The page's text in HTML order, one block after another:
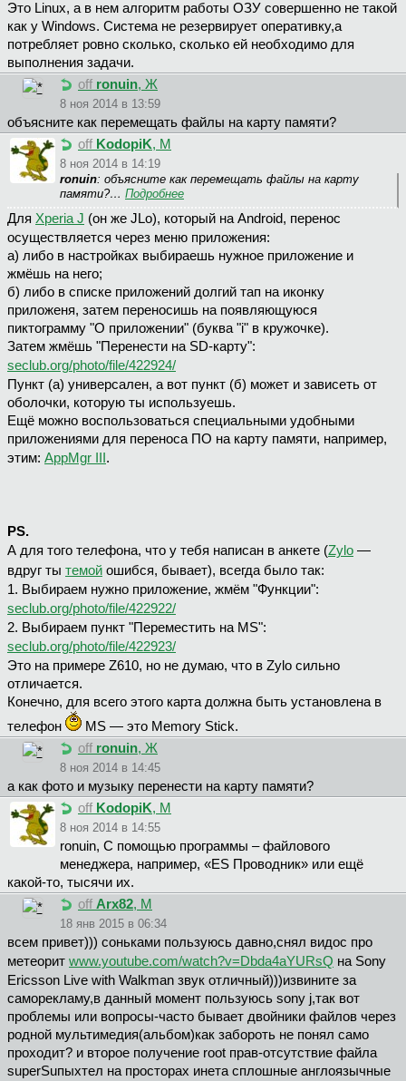
Это Linux, а в нем алгоритм работы ОЗУ совершенно не такой
как у Windows. Система не резервирует оперативку,а
потребляет ровно сколько, сколько ей необходимо для
выполнения задачи.
off ronuin, Ж
8 ноя 2014 в 13:59
объясните как перемещать файлы на карту памяти?
off KodopiK, М
8 ноя 2014 в 14:19
ronuin: объясните как перемещать файлы на карту
памяти?… Подробнее
Для Xperia J (он же JLo), который на Android, перенос
осуществляется через меню приложения:
а) либо в настройках выбираешь нужное приложение и
жмёшь на него;
б) либо в списке приложений долгий тап на иконку
приложеня, затем переносишь на появляющуюся
пиктограмму "О приложении" (буква "i" в кружочке).
Затем жмёшь "Перенести на SD-карту":
seclub.org/photo/file/422924/
Пункт (а) универсален, а вот пункт (б) может и зависеть от
оболочки, которую ты используешь.
Ещё можно воспользоваться специальными удобными
приложениями для переноса ПО на карту памяти, например,
этим: AppMgr III .
PS.
А для того телефона, что у тебя написан в анкете (Zylo —
вдруг ты темой ошибся, бывает), всегда было так:
1. Выбираем нужно приложение, жмём "Функции":
seclub.org/photo/file/422922/
2. Выбираем пункт "Переместить на MS":
seclub.org/photo/file/422923/
Это на примере Z610, но не думаю, что в Zylo сильно
отличается.
Конечно, для всего этого карта должна быть установлена в
телефон
MS — это Memory Stick.
off ronuin, Ж
8 ноя 2014 в 14:45
а как фото и музыку перенести на карту памяти?
off KodopiK, М
8 ноя 2014 в 14:55
ronuin, С помощью программы – файлового
менеджера, например, «ES Проводник» или ещё
какой-то, тысячи их.
off Arx82, М
18 янв 2015 в 06:34
всем привет))) соньками пользуюсь давно,снял видос про
метеорит www.youtube.com/watch?v=Dbda4aYURsQ на Sony
Ericsson Live with Walkman звук отличный)))извините за
саморекламу,в данный момент пользуюсь sony j,так вот
проблемы или вопросы-часто бывает двойники файлов через
родной мультимедия(альбом)как забороть не понял само
проходит? и второе получение root прав-отсутствие файла
superSuпыхтел на просторах инета сплошные англоязычные